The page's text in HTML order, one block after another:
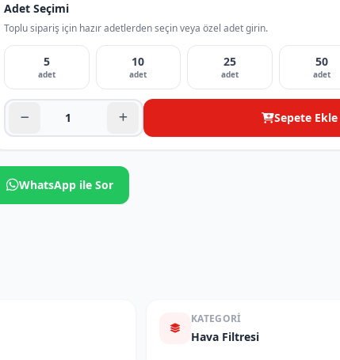
Adet Seçimi
Toplu sipariş için hazır adetlerden seçin veya özel adet girin.
5
adet
10
adet
25
adet
50
adet
Sepete Ekle
WhatsApp ile Sor
KATEGORI
Hava Filtresi